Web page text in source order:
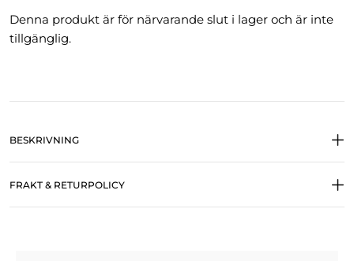
Denna produkt är för närvarande slut i lager och är inte
tillgänglig.
BESKRIVNING
FRAKT & RETURPOLICY